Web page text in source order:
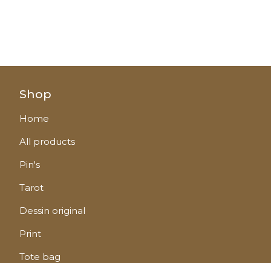
Shop
Home
All products
Pin's
Tarot
Dessin original
Print
Tote bag